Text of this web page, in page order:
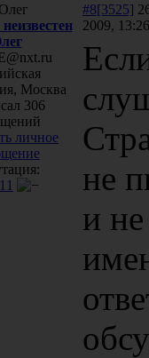
Москва
306
личное
11
#8[3525]
2009, 13:26
не
и